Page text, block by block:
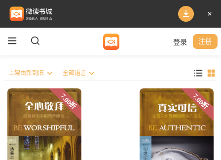
登录 注册